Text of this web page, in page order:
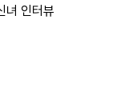
녀 인터뷰